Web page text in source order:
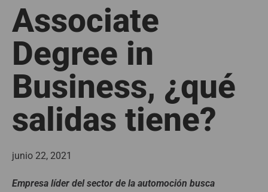
Associate
Degree in
Business, ¿qué
salidas tiene?
junio 22, 2021
Empresa líder del sector de la automoción busca